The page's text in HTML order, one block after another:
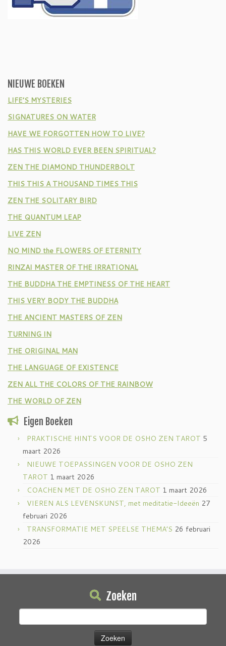
NIEUWE BOEKEN
LIFE’S MYSTERIES
SIGNATURES ON WATER
HAVE WE FORGOTTEN HOW TO LIVE?
HAS THIS WORLD EVER BEEN SPIRITUAL?
ZEN THE DIAMOND THUNDERBOLT
THIS THIS A THOUSAND TIMES THIS
ZEN THE SOLITARY BIRD
THE QUANTUM LEAP
LIVE ZEN
NO MIND the FLOWERS OF ETERNITY
RINZAI MASTER OF THE IRRATIONAL
THE BUDDHA THE EMPTINESS OF THE HEART
THIS VERY BODY THE BUDDHA
THE ANCIENT MASTERS OF ZEN
TURNING IN
THE ORIGINAL MAN
THE LANGUAGE OF EXISTENCE
ZEN ALL THE COLORS OF THE RAINBOW
THE WORLD OF ZEN
Eigen Boeken
PRAKTISCHE HINTS VOOR DE OSHO ZEN TAROT 5
maart 2026
NIEUWE TOEPASSINGEN VOOR DE OSHO ZEN
TAROT 1 maart 2026
COACHEN MET DE OSHO ZEN TAROT 1 maart 2026
VIEREN ALS LEVENSKUNST, met meditatie-Ideeën 27
februari 2026
TRANSFORMATIE MET SPEELSE THEMA’S 26 februari
2026
Zoeken
Zoeken